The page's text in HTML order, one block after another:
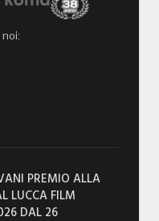
PREMIO ALLA
LUCCA FILM
DAL 26